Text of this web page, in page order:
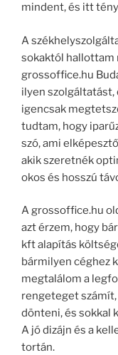
mindent, és itt
A
sokaktól hallottam
grossoffice.hu
ilyen szolgáltatást,
igencsak
tudtam, hogy
szó, ami
akik szeretnék
okos és hosszú
A grossoffice.hu
azt érzem, hogy
kft alapítás
bármilyen céghez
megtalálom a
rengeteget
dönteni, és sokkal
A jó dizájn és a
tortán.